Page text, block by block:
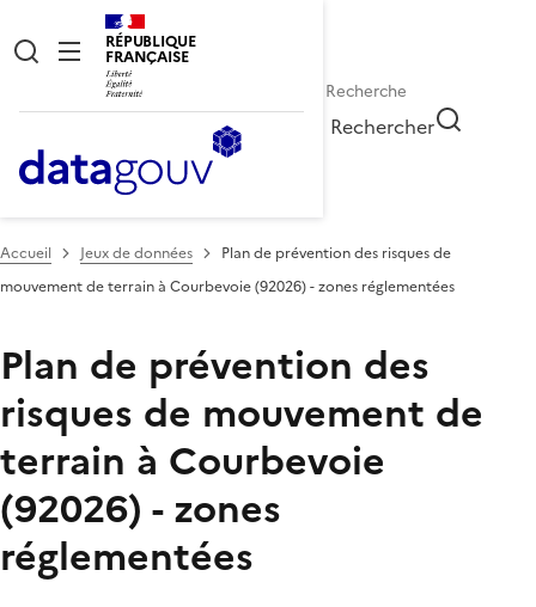
RÉPUBLIQUE
FRANÇAISE
Rechercher
Accueil Jeux de données
Plan de prévention des risques de
mouvement de terrain à Courbevoie (92026) - zones réglementées
Plan de prévention des
risques de mouvement de
terrain à Courbevoie
(92026) - zones
réglementées